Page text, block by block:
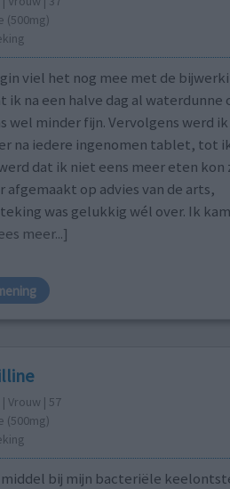
(500mg)
viel het nog mee met de
ik na een halve dag al
wel minder fijn. Vervolgens werd
na iedere ingenomen tablet, tot
dat ik niet eens meer eten kon
afgemaakt op advies van de arts,
was gelukkig wél over. Ik
meer...]
Vrouw | 57
(500mg)
bij mijn bacteriële